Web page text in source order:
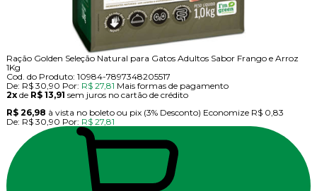
Ração Golden Seleção Natural para Gatos Adultos Sabor Frango e Arroz
1Kg
Cod. do Produto: 10984-7897348205517
De: R$ 30,90 Por: R$ 27,81 Mais formas de pagamento
2xde R$ 13,91 sem juros no cartão de crédito
R$ 26,98 à vista no boleto ou pix (3% Desconto) Economize R$ 0,83
De: R$ 30,90 Por: R$ 27,81